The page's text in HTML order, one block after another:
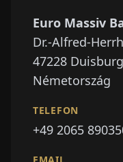
Euro Massiv
Dr.-Alfred-
47228 Duisburg
Németország
TELEFON
+49 2065